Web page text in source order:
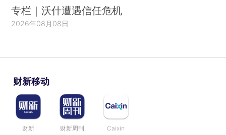
专栏｜沃什遭遇信任危机
2026年08月08日
财新移动
财新 财新周刊 Caixin